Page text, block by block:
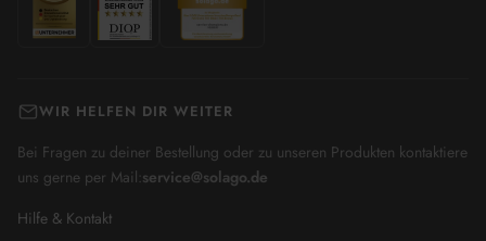
WIR HELFEN DIR WEITER
Bei Fragen zu deiner Bestellung oder zu unseren Produkten kontaktiere
uns gerne per Mail:service@solago.de
Hilfe & Kontakt